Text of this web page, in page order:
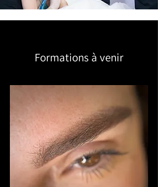
Formations à venir